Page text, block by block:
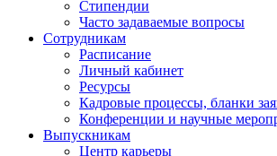
Стипендии
Часто задаваемые вопросы
Сотрудникам
Расписание
Личный кабинет
Ресурсы
Кадровые процессы, бланки
Конференции и научные
Выпускникам
Центр карьеры